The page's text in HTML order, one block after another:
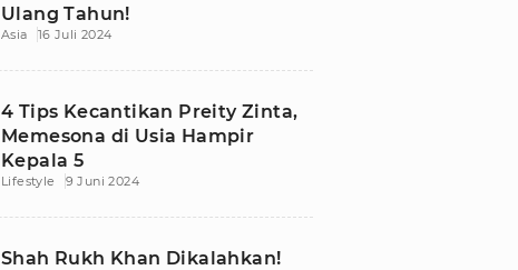
Ulang Tahun!
Asia 16 Juli 2024
4 Tips Kecantikan Preity Zinta,
Memesona di Usia Hampir
Kepala 5
Lifestyle 9 Juni 2024
Shah Rukh Khan Dikalahkan!